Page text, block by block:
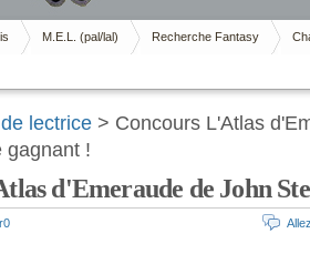
M.E.L. (pal/lal) Recherche Fantasy
lectrice > Concours L'Atlas
gagnant !
d'Emeraude de John